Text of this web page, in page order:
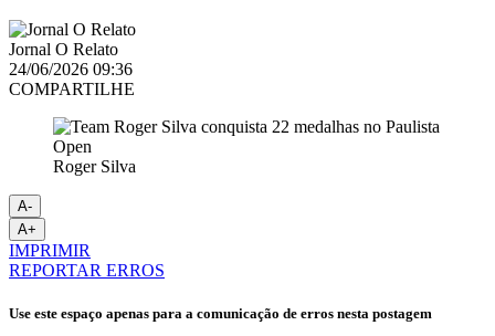
Jornal O Relato
24/06/2026 09:36
COMPARTILHE
Roger Silva
A-
A+
IMPRIMIR
REPORTAR ERROS
Use este espaço apenas para a comunicação de erros nesta postagem